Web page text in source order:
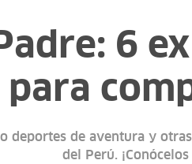
6
deportes de aventura y
del Perú.